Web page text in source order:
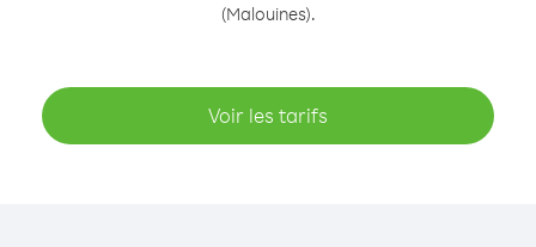
(Malouines).
Voir les tarifs